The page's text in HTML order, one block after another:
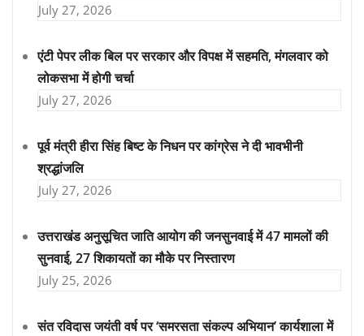
July 27, 2026
एंटी पेपर लीक बिल पर सरकार और विपक्ष में सहमति, मंगलवार को
लोकसभा में होगी चर्चा
July 27, 2026
पूर्व मंत्री हीरा सिंह बिष्ट के निधन पर कांग्रेस ने दी भावभीनी
श्रद्धांजलि
July 27, 2026
उत्तराखंड अनुसूचित जाति आयोग की जनसुनवाई में 47 मामलों की
सुनवाई, 27 शिकायतों का मौके पर निस्तारण
July 25, 2026
संत रविदास जयंती वर्ष पर ‘समरसता संकल्प अभियान’ कार्यशाला में